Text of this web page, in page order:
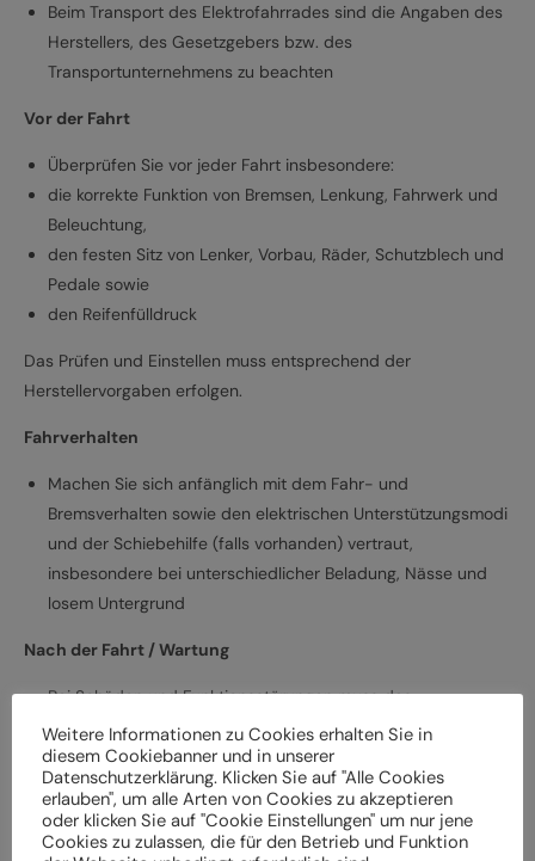
Beim Transport des Elektrofahrrades sind die Angaben des
Herstellers, des Gesetzgebers bzw. des
Transportunternehmens zu beachten
Vor der Fahrt
Überprüfen Sie vor jeder Fahrt insbesondere:
die korrekte Funktion von Bremsen, Lenkung, Fahrwerk und
Beleuchtung,
den festen Sitz von Lenker, Vorbau, Räder, Schutzblech und
Pedale sowie
den Reifenfülldruck
Das Prüfen und Einstellen muss entsprechend der
Herstellervorgaben erfolgen.
Fahrverhalten
Machen Sie sich anfänglich mit dem Fahr- und
Bremsverhalten sowie den elektrischen Unterstützungsmodi
und der Schiebehilfe (falls vorhanden) vertraut,
insbesondere bei unterschiedlicher Beladung, Nässe und
losem Untergrund
Nach der Fahrt / Wartung
Bei Schäden und Funktionsstörungen muss das
Elektrofahrrad vor der weiteren Verwendung durch einen
Fachbetrieb überprüft werden
Lassen Sie das Elektrofahrrad entsprechend den
Herstellervorgaben regelmäßig von einem Fachbetrieb
überprüfen und warten, um Gefährdungen, z. B.
Weitere Informationen zu Cookies erhalten Sie in
diesem Cookiebanner und in unserer
Datenschutzerklärung. Klicken Sie auf "Alle Cookies
erlauben", um alle Arten von Cookies zu akzeptieren
oder klicken Sie auf "Cookie Einstellungen" um nur jene
Cookies zu zulassen, die für den Betrieb und Funktion